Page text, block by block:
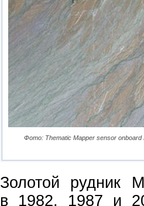
Фото: Thematic Mapper sensor onboard
Золотой
в 1982, 1987 и